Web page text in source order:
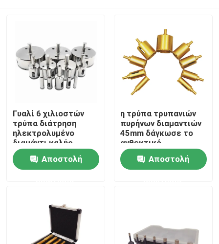
Προϊόντα
Γυαλί 6 χιλιοστών
τρύπα διάτρηση
ηλεκτρολυμένο
διαμάντι καλής
ποιότητας για
μάρμαρο κεραμικό
υγρή χρήση
Αποστολή
η τρύπα τρυπανιών
πυρήνων διαμαντιών
45mm δάγκωσε το
ανθεκτικό
συγκολλημένο κενό
εργαλείο για τη
μαρμάρινη πέτρα
Αποστολή